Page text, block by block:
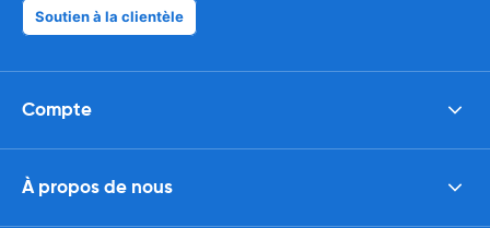
Soutien à la clientèle
Compte
À propos de nous